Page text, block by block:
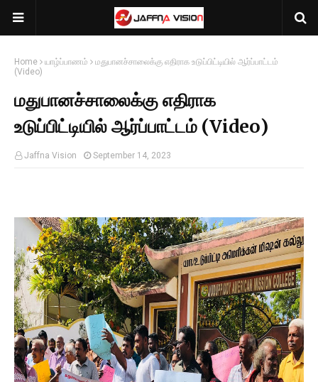
Home யாழ்ப்பாணம்
மதுபானச்சாலைக்கு எதிராக உடுப்பிட்டியில் ஆர்ப்பாட்டம்
(Video)
மதுபானச்சாலைக்கு எதிராக
உடுப்பிட்டியில் ஆர்ப்பாட்டம் (Video)
Jaffna Vision September 14, 2023